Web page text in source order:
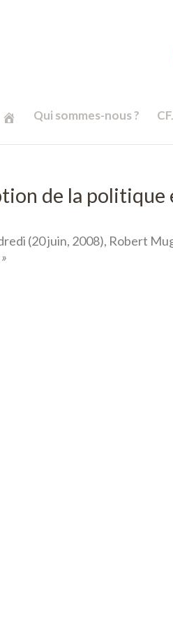
Qui sommes-nous ?
de la politique
(20 juin, 2008), Robert